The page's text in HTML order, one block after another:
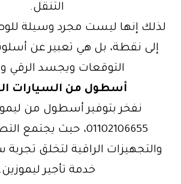
التنقل.
لذلك إنها ليست مجرد وسيلة
إلى نقطة، بل هي تعبير عن
التوقعات ويجسد الرقي
أسطول من السيارات
نفخر بتوفير أسطول من
01102106655، حيث
والتجهيزات الراقية لتخلق تجربة
خدمة تأجير ليموزين.